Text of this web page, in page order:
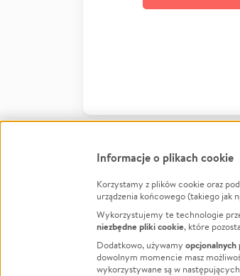
FacebookTwitter Instagram
LinkedInTikTok Youtube
Informacje o plikach cookie
Korzystamy z plików cookie oraz
urządzenia końcowego (takiego jak
Wykorzystujemy te technologie
niezbędne pliki cookie, które
Dodatkowo, używamy
dowolnym momencie masz
wykorzystywane są w